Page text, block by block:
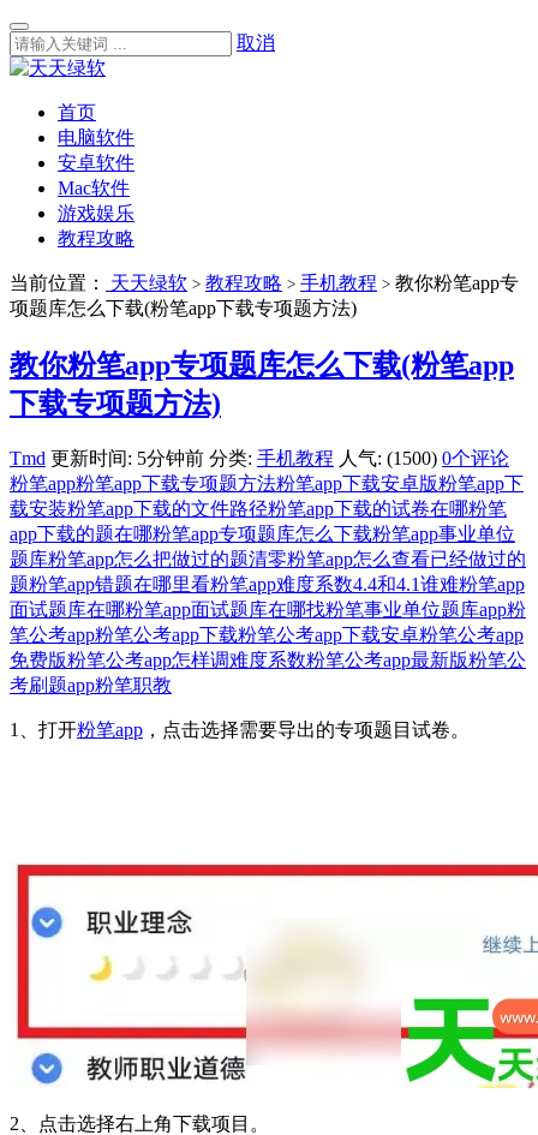
取消
首页
电脑软件
安卓软件
Mac软件
游戏娱乐
教程攻略
当前位置： 天天绿软 > 教程攻略 > 手机教程 > 教你粉笔app专
项题库怎么下载(粉笔app下载专项题方法)
教你粉笔app专项题库怎么下载(粉笔app
下载专项题方法)
Tmd 更新时间: 5分钟前 分类: 手机教程 人气: (1500) 0个评论
粉笔app粉笔app下载专项题方法粉笔app下载安卓版粉笔app下
载安装粉笔app下载的文件路径粉笔app下载的试卷在哪粉笔
app下载的题在哪粉笔app专项题库怎么下载粉笔app事业单位
题库粉笔app怎么把做过的题清零粉笔app怎么查看已经做过的
题粉笔app错题在哪里看粉笔app难度系数4.4和4.1谁难粉笔app
面试题库在哪粉笔app面试题库在哪找粉笔事业单位题库app粉
笔公考app粉笔公考app下载粉笔公考app下载安卓粉笔公考app
免费版粉笔公考app怎样调难度系数粉笔公考app最新版粉笔公
考刷题app粉笔职教
1、打开粉笔app ，点击选择需要导出的专项题目试卷。
2、点击选择右上角下载项目。